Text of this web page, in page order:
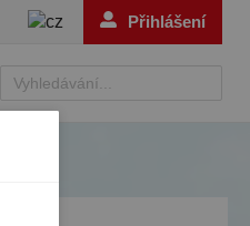
Přihlášení
Vyhledávání...